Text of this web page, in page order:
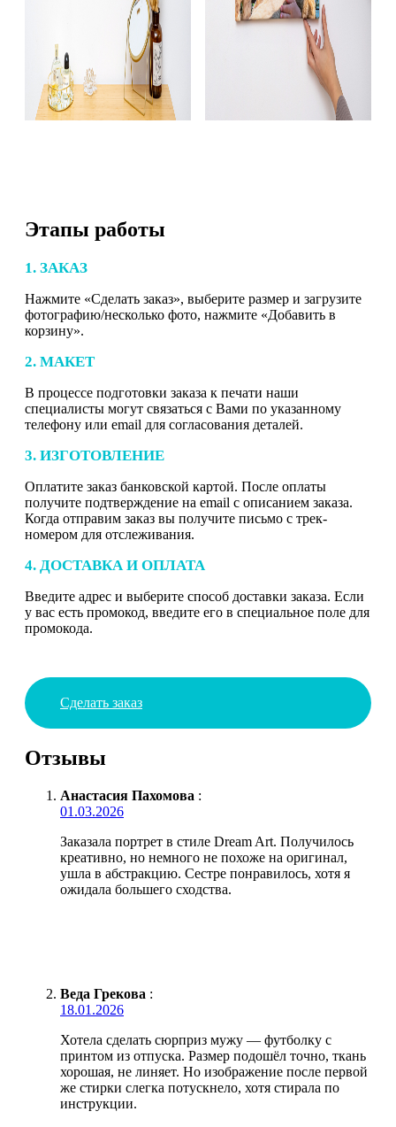
Этапы работы
1. ЗАКАЗ
Нажмите «Сделать заказ», выберите размер и загрузите
фотографию/несколько фото, нажмите «Добавить в
корзину».
2. МАКЕТ
В процессе подготовки заказа к печати наши
специалисты могут связаться с Вами по указанному
телефону или email для согласования деталей.
3. ИЗГОТОВЛЕНИЕ
Оплатите заказ банковской картой. После оплаты
получите подтверждение на email с описанием заказа.
Когда отправим заказ вы получите письмо с трек-
номером для отслеживания.
4. ДОСТАВКА И ОПЛАТА
Введите адрес и выберите способ доставки заказа. Если
у вас есть промокод, введите его в специальное поле для
промокода.
Сделать заказ
Отзывы
Анастасия Пахомова :
01.03.2026
Заказала портрет в стиле Dream Art. Получилось
креативно, но немного не похоже на оригинал,
ушла в абстракцию. Сестре понравилось, хотя я
ожидала большего сходства.
Веда Грекова :
18.01.2026
Хотела сделать сюрприз мужу — футболку с
принтом из отпуска. Размер подошёл точно, ткань
хорошая, не линяет. Но изображение после первой
же стирки слегка потускнело, хотя стирала по
инструкции.